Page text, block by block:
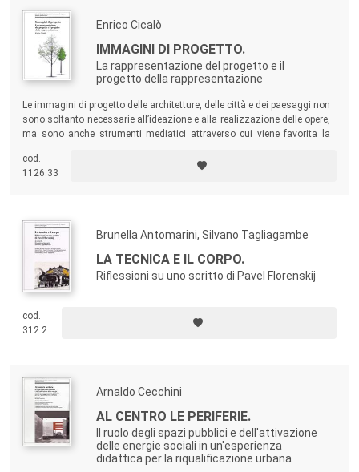
Enrico Cicalò
IMMAGINI DI PROGETTO.
La rappresentazione del progetto e il
progetto della rappresentazione
Le immagini di progetto delle architetture, delle città e dei paesaggi non
sono soltanto necessarie all’ideazione e alla realizzazione delle opere,
ma sono anche strumenti mediatici attraverso cui viene favorita la
mentali, capaci di innescare processi progettuali e trasformativi.
cod.
1126.33
Brunella Antomarini, Silvano Tagliagambe
LA TECNICA E IL CORPO.
Riflessioni su uno scritto di Pavel Florenskij
cod.
312.2
Arnaldo Cecchini
AL CENTRO LE PERIFERIE.
Il ruolo degli spazi pubblici e dell'attivazione
delle energie sociali in un'esperienza
didattica per la riqualificazione urbana